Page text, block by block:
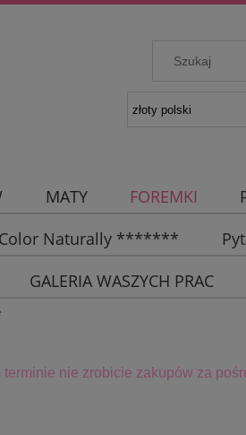
MATY FOREMKI
Naturally *******
GALERIA WASZYCH PRAC
terminie nie zrobicie zakupów za